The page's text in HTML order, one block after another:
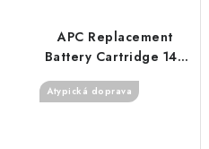
APC Replacement
Battery Cartridge 140
APCRBC140
Atypická doprava